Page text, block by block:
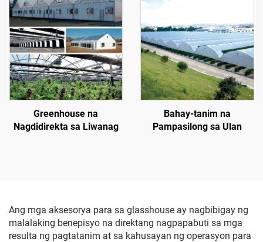
Greenhouse na
Nagdidirekta sa Liwanag
Bahay-tanim na
Pampasilong sa Ulan
Ang mga aksesorya para sa glasshouse ay nagbibigay ng
malalaking benepisyo na direktang nagpapabuti sa mga
resulta ng pagtatanim at sa kahusayan ng operasyon para